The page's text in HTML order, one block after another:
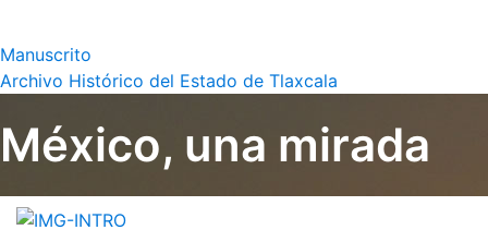
Manuscrito
Archivo Histórico del Estado de Tlaxcala
México, una mirada